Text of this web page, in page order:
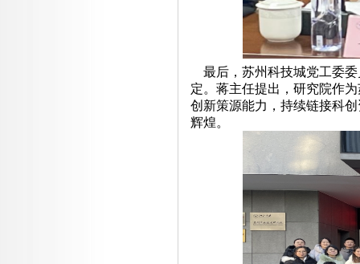
最后，苏州科技城党工委委
定。蒋主任提出，研究院作
创新策源能力，持续链接科
辉煌。